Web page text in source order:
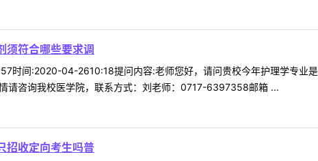
须符合哪些要求调
时间:2020-04-2610:18提问内容:老师您好，请问贵校今年护理学专业
请咨询我校医学院，联系方式：刘老师：0717-6397358邮箱 ...
招收定向考生吗普